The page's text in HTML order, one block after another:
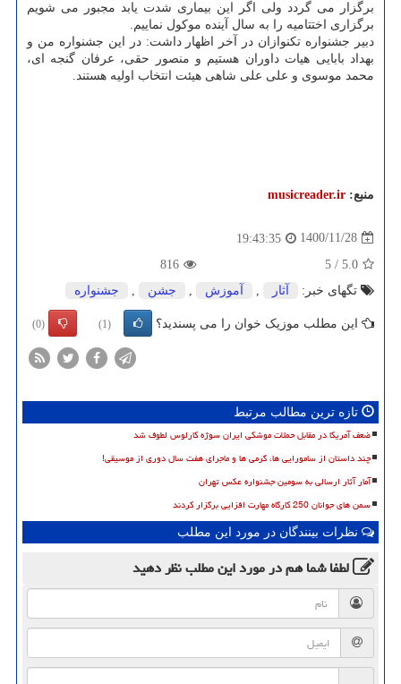
برگزار می گردد ولی اگر این بیماری شدت یابد مجبور می شویم
برگزاری اختتامیه را به سال آینده موکول نماییم.
دبیر جشنواره تکنوازان در آخر اظهار داشت: در این جشنواره من و
بهداد بابایی هیات داوران هستیم و منصور حقی، عرفان گنجه ای،
محمد موسوی و علی علی شاهی هیئت انتخاب اولیه هستند.
منبع: musicreader.ir
1400/11/28
19:43:35
5.0
/
5
816
تگهای خبر:
آثار , آموزش , جشن , جشنواره
این مطلب موزیک خوان را می پسندید؟ (1)
(0)
تازه ترین مطالب مرتبط
ضعف آمریکا در مقابل حملات موشکی ایران سوژه کارلوس لطوف شد
چند داستان از سامورایی ها، گرمی ها و ماجرای هفت سال دوری از موسیقی!
آمار آثار ارسالی به سومین جشنواره عکس تهران
سمن های جوانان 250 کارگاه مهارت افزایی برگزار کردند
نظرات بینندگان در مورد این مطلب
لطفا شما همدر مورد این مطلبنظر دهید